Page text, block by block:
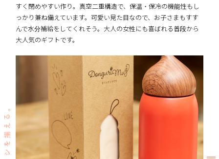
すく閉めやすい作り。真空二重構造で、保温・保冷の機能性もし
っかり兼ね備えています。可愛い見た目なので、お子さまもすす
んで水分補給をしてくれそう。大人の女性にも喜ばれる普段から
大人気のギフトです。